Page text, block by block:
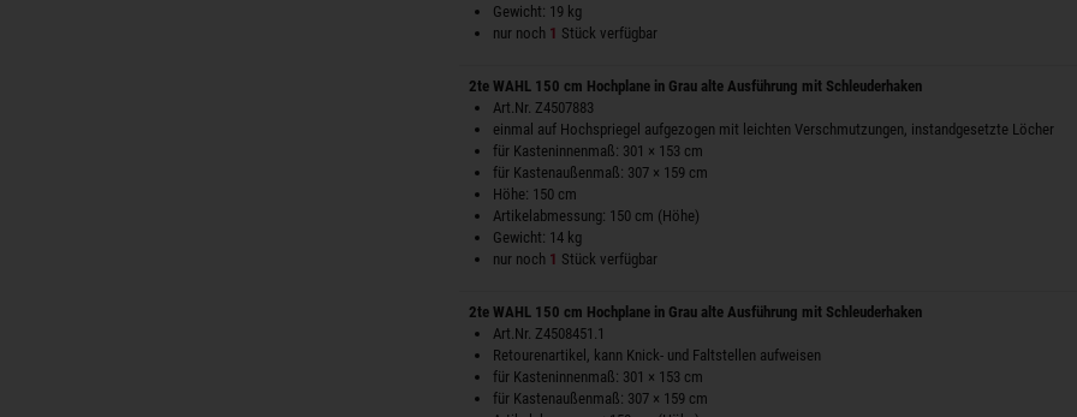
Gewicht: 19 kg
nur noch 1 Stück verfügbar
2te WAHL 150 cm Hochplane in Grau alte Ausführung mit Schleuderhaken
Art.Nr. Z4507883
einmal auf Hochspriegel aufgezogen mit leichten Verschmutzungen, instandgesetzte Löcher
für Kasteninnenmaß: 301 × 153 cm
für Kastenaußenmaß: 307 × 159 cm
Höhe: 150 cm
Artikelabmessung: 150 cm (Höhe)
Gewicht: 14 kg
nur noch 1 Stück verfügbar
2te WAHL 150 cm Hochplane in Grau alte Ausführung mit Schleuderhaken
Art.Nr. Z4508451.1
Retourenartikel, kann Knick- und Faltstellen aufweisen
für Kasteninnenmaß: 301 × 153 cm
für Kastenaußenmaß: 307 × 159 cm